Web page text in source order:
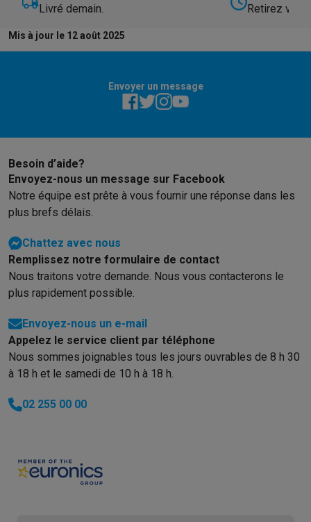
Livré demain. Retirez
Mis à jour le 12 août 2025
Envoyer un message
Besoin d’aide?
Envoyez-nous un message sur Facebook
Notre équipe est prête à vous fournir une réponse dans les
plus brefs délais.
Chattez avec nous
Remplissez notre formulaire de contact
Nous traitons votre demande. Nous vous contacterons le
plus rapidement possible.
Envoyez-nous un e-mail
Appelez le service client par téléphone
Nous sommes joignables tous les jours ouvrables de 8 h 30
à 18 h et le samedi de 10 h à 18 h.
02 255 00 00